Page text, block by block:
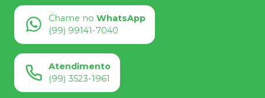
Chame no WhatsApp
(99) 99141-7040
Atendimento
(99) 3523-1961